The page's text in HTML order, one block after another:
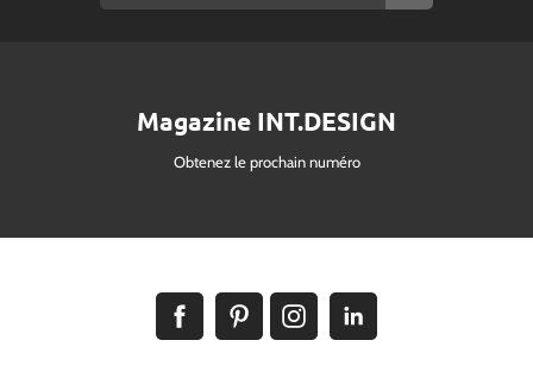
Magazine INT.DESIGN
Obtenez le prochain numéro